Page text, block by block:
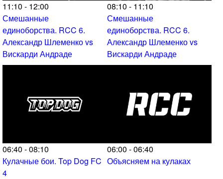
11:10 - 12:00
Смешанные
единоборства. RCC 6.
Александр Шлеменко vs
Вискарди Андраде
08:10 - 11:10
Смешанные
единоборства. RCC 6.
Александр Шлеменко vs
Вискарди Андраде
06:40 - 08:10
Кулачные бои. Top Dog FC
4
06:00 - 06:40
Объясняем на кулаках